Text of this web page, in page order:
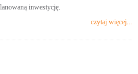
inwestycję.
czytaj więcej...